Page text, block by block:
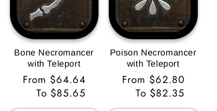
Bone Necromancer
with Teleport
Precio
habitual
From $64.64
To $85.65
Poison Necromancer
with Teleport
Precio
habitual
From $62.80
To $82.35